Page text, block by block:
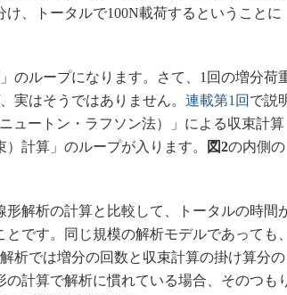
、トータルで100N載荷するということに
のループになります。さて、1回の増分荷
実はそうではありません。 連載第1回 で説
ュートン・ラフソン法）」による収束計算
計算」のループが入ります。
図2の内側の
解析の計算と比較して、トータルの時間
です。同じ規模の解析モデルであっても、
析では増分の回数と収束計算の掛け算分の
計算で解析に慣れている場合、そのつも